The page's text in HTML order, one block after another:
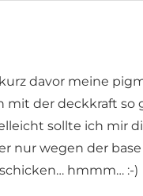
davor meine
mit der deckkraft so
sollte ich mir
nur wegen der
hmmm… :-)